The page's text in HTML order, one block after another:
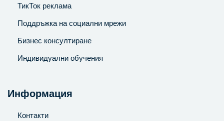
ТикТок реклама
Поддръжка на социални мрежи
Бизнес консултиране
Индивидуални обучения
Информация
Контакти